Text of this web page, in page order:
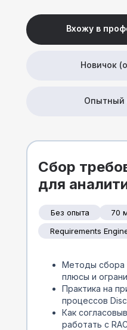
Вхожу в
Новичок
Опытный
Сбор
для
Методы сбора
плюсы и
Практика на
процессов
Как
работать с
Requirements
70
Без опыта